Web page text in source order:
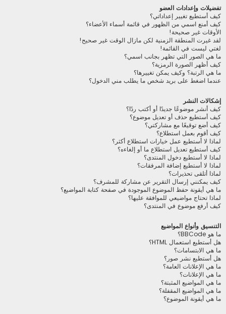
تفضيلات وإعدادات العضو
كيف أستطيع تغيير إعداداتي؟
كيف أمنع اسمي من الظهور في قائمة أسماء الأعضاء؟
الأوقات غير صحيحة!
لقد غيرت المنطقة الزمنية لكن مازال الوقت غير صحيح!
لغتي ليست في القائمة!
ما هي الصور التي تظهر بجانب اسمي؟
كيف أظهر الصورة الرمزية؟
ما هي الرتبة؟ وكيف يمكن تغييرها؟
عندما اضغط على بريد شخص ما يطلب مني الدخول؟
إشكالات النشر
كيف أنشر موضوعًا جديدًا أو أكتب ردًا؟
كيف أستطيع حذف أو تعديل موضوع؟
كيف أضع توقيعًا مع مشاركتي؟
كيف أقوم بعمل استطلاع؟
لماذا لا أستطيع عمل خيارات استطلاع أكثر؟
كيف أستطيع تعديل استطلاع ما أو إلغاءه؟
لماذا لا أستطيع دخول المنتدى؟
لماذا لا أستطيع إضافة المرفقات؟
لماذا أتلقى تحذيرات؟
كيف يمكنني إرسال التقرير عن مشاركة للمشرف؟
ما هي أيقونة حفظ الموضوع الموجودة في صفحة كتابة المواضيع؟
لماذا تحتاج مواضيعي للموافقة عليها؟
كيف أرفع موضوع في المنتدى؟
التنسيق وأنواع المواضيع
ما هو BBCode؟
هل أستطيع استعمال HTML؟
ما هي الابتسامات؟
هل أستطيع نشر صور؟
ما هي الإعلانات العامة؟
ما هي الإعلانات؟
ما هي المواضيع المثبتة؟
ما هي المواضيع المقفلة؟
ما هي أيقونة الموضوع؟